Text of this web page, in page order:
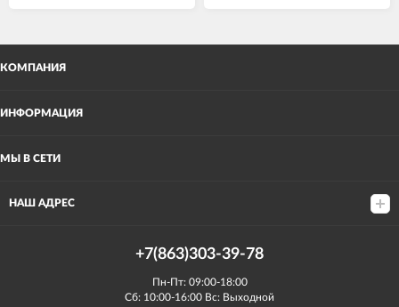
КОМПАНИЯ
ИНФОРМАЦИЯ
МЫ В СЕТИ
НАШ АДРЕС
+7(863)303-39-78
Пн-Пт: 09:00-18:00
Сб: 10:00-16:00 Вс: Выходной